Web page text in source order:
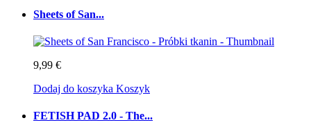
Sheets of San...
9,99 €
Dodaj do koszyka Koszyk
FETISH PAD 2.0 - The...